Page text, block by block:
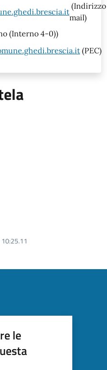
(Indirizzo
mail)
(Interno 4-0))
(PEC)
le